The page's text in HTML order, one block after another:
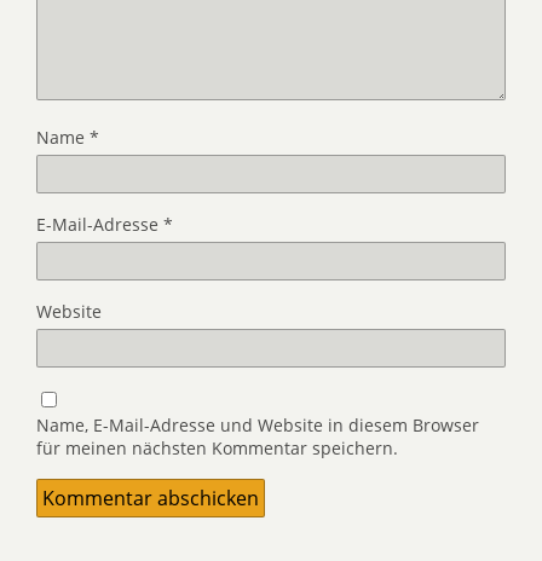
Name *
E-Mail-Adresse *
Website
Name, E-Mail-Adresse und Website in diesem Browser
für meinen nächsten Kommentar speichern.